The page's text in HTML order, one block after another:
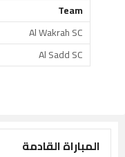
Team
Al Wakrah SC
Al Sadd SC
المباراة القادمة